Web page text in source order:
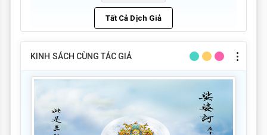
Tất Cả Dịch Giả
KINH SÁCH CÙNG TÁC GIẢ